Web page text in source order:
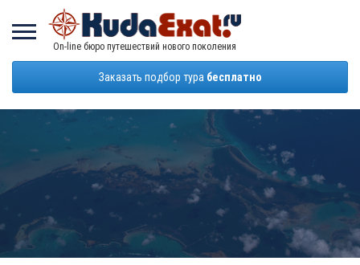
On-line бюро путешествий нового поколения
Заказать подбор тура бесплатно